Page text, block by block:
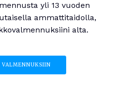
yli 13 vuoden
ammattitaidolla,
alta.